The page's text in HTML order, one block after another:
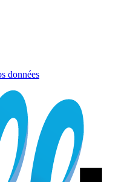
données